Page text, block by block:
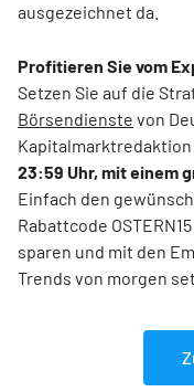
ausgezeichnet da.
Profitieren Sie vom
Setzen Sie auf die
Börsendienste von
23:59 Uhr, mit einem
Einfach den
Rabattcode
sparen und mit den
Trends von morgen